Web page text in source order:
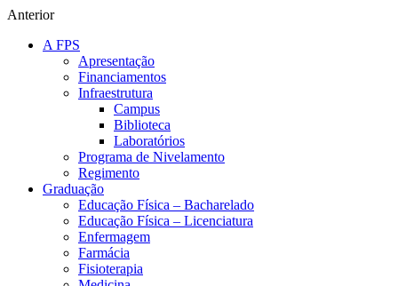
Anterior
A FPS
Apresentação
Financiamentos
Infraestrutura
Campus
Biblioteca
Laboratórios
Programa de Nivelamento
Regimento
Graduação
Educação Física – Bacharelado
Educação Física – Licenciatura
Enfermagem
Farmácia
Fisioterapia